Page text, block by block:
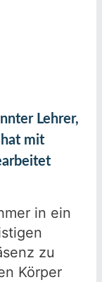
Lehrer,
mit
in ein
zu
Körper